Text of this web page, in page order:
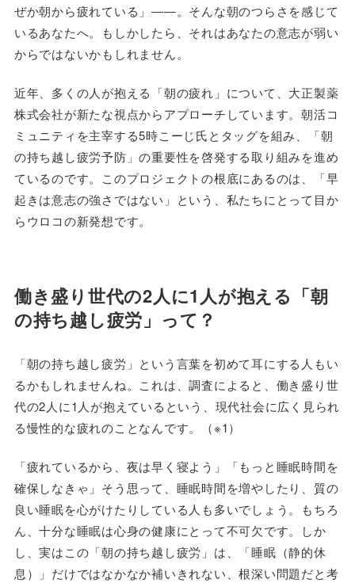
ぜか朝から疲れている」――。そんな朝のつらさを感じて
いるあなたへ。もしかしたら、それはあなたの意志が弱い
からではないかもしれません。
近年、多くの人が抱える「朝の疲れ」について、大正製薬
株式会社が新たな視点からアプローチしています。朝活コ
ミュニティを主宰する5時こーじ氏とタッグを組み、「朝
の持ち越し疲労予防」の重要性を啓発する取り組みを進め
ているのです。このプロジェクトの根底にあるのは、「早
起きは意志の強さではない」という、私たちにとって目か
らウロコの新発想です。
働き盛り世代の2人に1人が抱える「朝
の持ち越し疲労」って？
「朝の持ち越し疲労」という言葉を初めて耳にする人もい
るかもしれませんね。これは、調査によると、働き盛り世
代の2人に1人が抱えているという、現代社会に広く見られ
る慢性的な疲れのことなんです。（※1）
「疲れているから、夜は早く寝よう」「もっと睡眠時間を
確保しなきゃ」そう思って、睡眠時間を増やしたり、質の
良い睡眠を心がけたりしている人も多いでしょう。もちろ
ん、十分な睡眠は心身の健康にとって不可欠です。しか
し、実はこの「朝の持ち越し疲労」は、「睡眠（静的休
息）」だけではなかなか補いきれない、根深い問題だと考